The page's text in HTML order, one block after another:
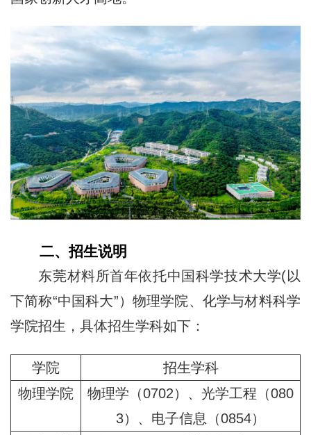
二、招生说明
东莞材料所首年依托中国科学技术大学(以
下简称“中国科大”）物理学院、化学与材料科学
学院招生，具体招生学科如下：
学院
招生学科
物理学院
物理学（0702）、光学工程（080
3）、电子信息（0854）